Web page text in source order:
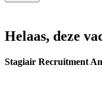
Helaas, deze
Stagiair Recruitment